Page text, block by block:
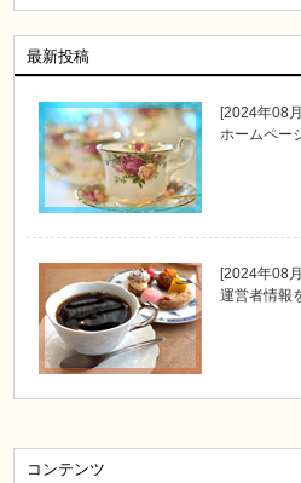
最新投稿
[2024年08
ホームペー
[2024年08
運営者情報
コンテンツ